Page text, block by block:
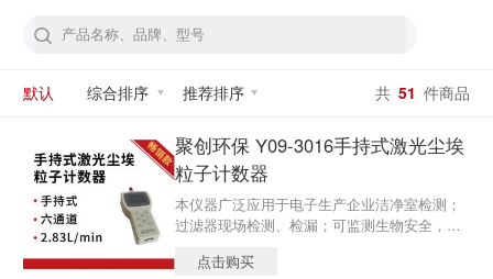
默认 综合排序 推荐排序 共 51 件商品
聚创环保 Y09-3016手持式激光尘埃
粒子计数器
本仪器广泛应用于电子生产企业洁净室检测；
过滤器现场检测、检漏；可监测生物安全，HV
环境,微电子、生化制品、食品卫生、精细化
点击购买